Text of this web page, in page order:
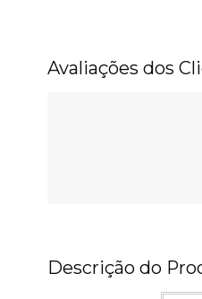
Avaliações dos
Descrição do